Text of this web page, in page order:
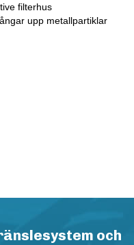
filterhus
upp metallpartiklar
och